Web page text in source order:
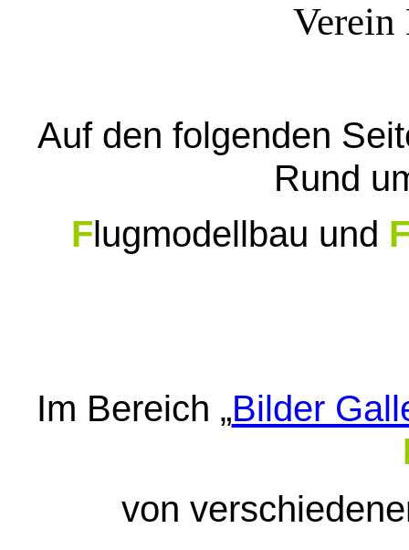
Verein
Auf den folgenden
Rund
Flugmodellbau und
Im Bereich „Bilder
von